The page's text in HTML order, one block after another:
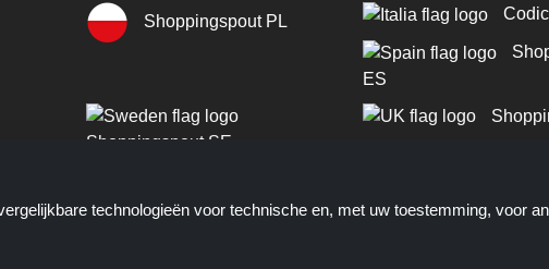
Shoppingspout PL
ES
Shoppingspout SE
technologieën voor technische en, met uw toestemming, voor